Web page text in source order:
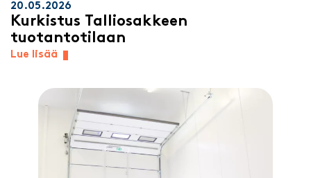
20.05.2026
Kurkistus Talliosakkeen
tuotantotilaan
Lue lisää